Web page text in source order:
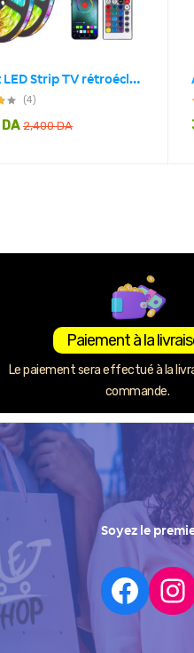
Smart LED Strip TV rétroéclairage 5M RGB Android/iOS
(4)
2,400DA
DA
Paiement à la
Le paiement sera effectué à la
commande.
Soyez le